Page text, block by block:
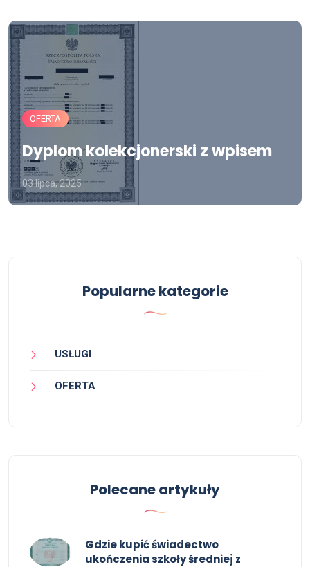
OFERTA
Dyplom kolekcjonerski z wpisem
03 lipca, 2025
Popularne kategorie
USŁUGI
OFERTA
Polecane artykuły
Gdzie kupić świadectwo
ukończenia szkoły średniej z